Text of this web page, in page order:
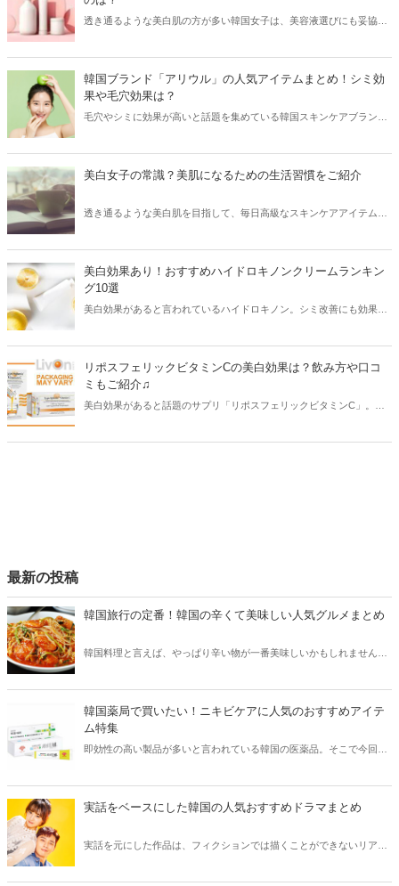
透き通るような美白肌の方が多い韓国女子は、美容液選びにも妥協し
ましょう。
韓国ブランド「アリウル」の人気アイテムまとめ！シミ効
果や毛穴効果は？
毛穴やシミに効果が高いと話題を集めている韓国スキンケアブランド
美白女子の常識？美肌になるための生活習慣をご紹介
透き通るような美白肌を目指して、毎日高級なスキンケアアイテムで
まとめてご紹介します♪
美白効果あり！おすすめハイドロキノンクリームランキン
グ10選
美白効果があると言われているハイドロキノン。シミ改善にも効果が
介！美白を目指す方はぜひ参考にしてください。
リポスフェリックビタミンCの美白効果は？飲み方や口コ
ミもご紹介♫
美白効果があると話題のサプリ「リポスフェリックビタミンC」。海
最新の投稿
韓国旅行の定番！韓国の辛くて美味しい人気グルメまとめ
韓国料理と言えば、やっぱり辛い物が一番美味しいかもしれません。
方も必見です。
韓国薬局で買いたい！ニキビケアに人気のおすすめアイテ
ム特集
即効性の高い製品が多いと言われている韓国の医薬品。そこで今回は
う。
実話をベースにした韓国の人気おすすめドラマまとめ
実話を元にした作品は、フィクションでは描くことができないリアル